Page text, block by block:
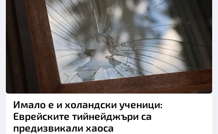
Имало е и холандски ученици:
Еврейските тийнейджъри са
предизвикали хаоса